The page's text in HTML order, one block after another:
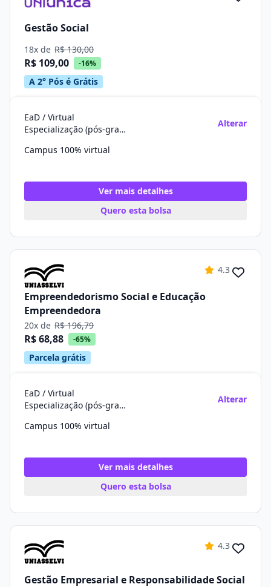
Gestão Social
18x de R$ 130,00
R$ 109,00 -16%
A 2° Pós é Grátis
EaD / Virtual
Especialização (pós-graduação)
Alterar
Campus 100% virtual
Ver mais detalhes
Quero esta bolsa
4.3
Empreendedorismo Social e Educação
Empreendedora
20x de R$ 196,79
R$ 68,88 -65%
Parcela grátis
EaD / Virtual
Especialização (pós-graduação)
Alterar
Campus 100% virtual
Ver mais detalhes
Quero esta bolsa
4.3
Gestão Empresarial e Responsabilidade Social